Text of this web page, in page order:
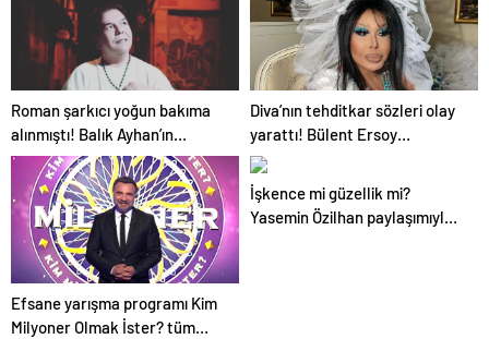
ağızları açık bıraktı: “Ablam bu
evliliğe mecbur etti”
Roman şarkıcı yoğun bakıma
alınmıştı! Balık Ayhan’ın
kızından endişelendiren
paylaşım!
Diva’nın tehditkar sözleri olay
yarattı! Bülent Ersoy
paylaşımıyla kime gözdağı
verdi?
Efsane yarışma programı Kim
Milyoner Olmak İster? tüm
İşkence mi güzellik mi?
Yasemin Özilhan paylaşımıyla